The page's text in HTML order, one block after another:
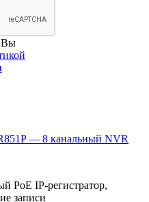
Вы
— 8 канальный NVR
РоЕ IP-регистратор,
записи